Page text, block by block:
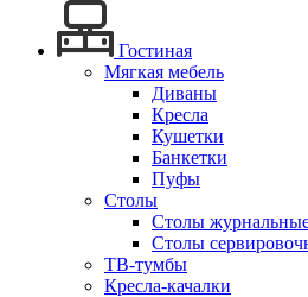
Гостиная
Мягкая мебель
Диваны
Кресла
Кушетки
Банкетки
Пуфы
Столы
Столы
Столы
ТВ-тумбы
Кресла-качалки